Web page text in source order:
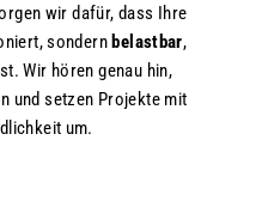
wir dafür, dass Ihre
sondern belastbar,
Wir hören genau hin,
und setzen Projekte mit
um.